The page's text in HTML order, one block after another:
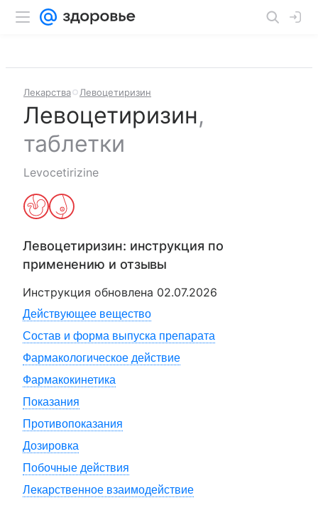
Лекарства Левоцетиризин
Левоцетиризин,
таблетки
Levocetirizine
Левоцетиризин: инструкция по
применению и отзывы
Инструкция обновлена 02.07.2026
Действующее вещество
Состав и форма выпуска препарата
Фармакологическое действие
Фармакокинетика
Показания
Противопоказания
Дозировка
Побочные действия
Лекарственное взаимодействие